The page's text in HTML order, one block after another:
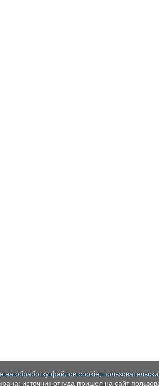
на обработку файлов cookie,
источник откуда пришел на сайт